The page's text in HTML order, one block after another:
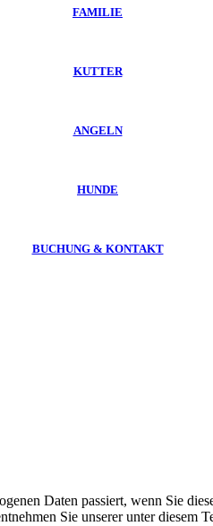
FAMILIE
KUTTER
ANGELN
HUNDE
BUCHUNG & KONTAKT
Daten passiert, wenn Sie
Sie unserer unter diesem